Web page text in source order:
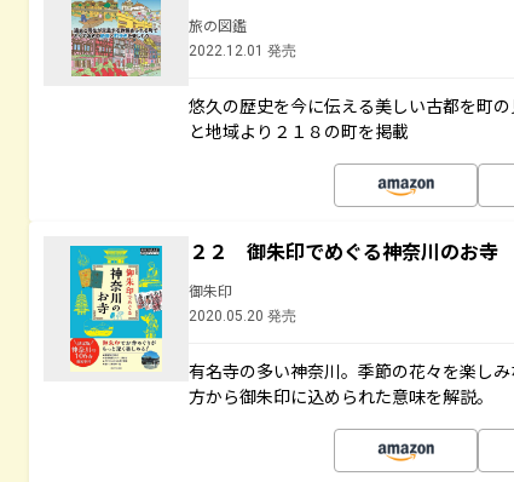
旅の図鑑
2022.12.01 発売
悠久の歴史を今に伝える美しい古都を町
と地域より２１８の町を掲載
２２ 御朱印でめぐる神奈川のお寺
御朱印
2020.05.20 発売
有名寺の多い神奈川。季節の花々を楽し
方から御朱印に込められた意味を解説。